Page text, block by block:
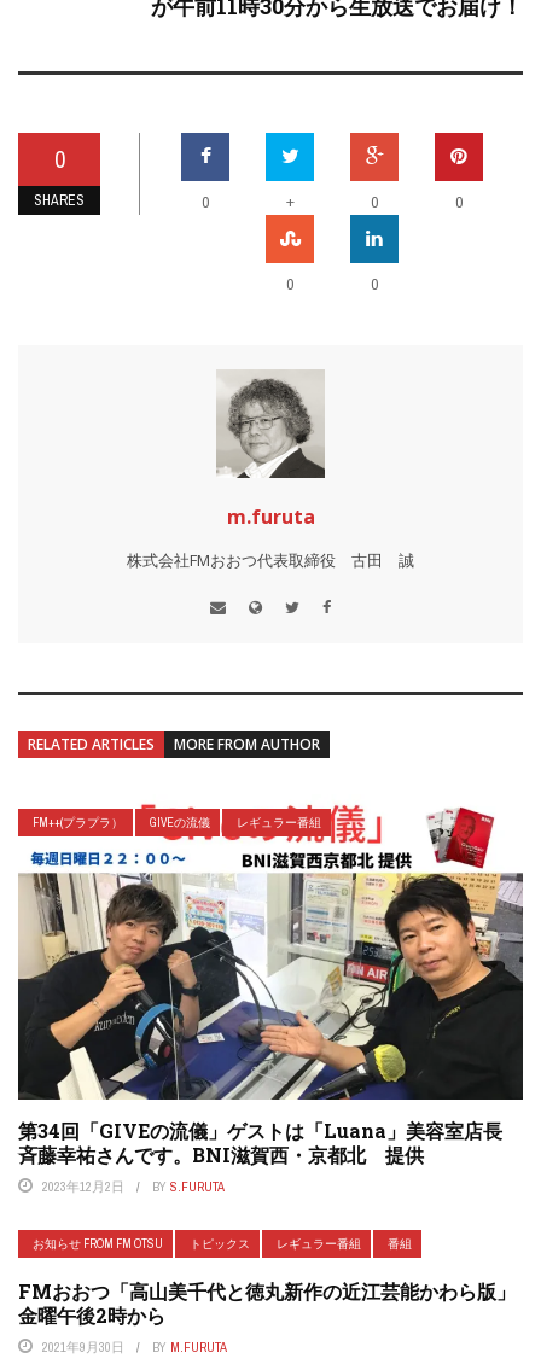
が午前11時30分から生放送でお届け！
0
SHARES 0 + 0 0
0 0
m.furuta
株式会社FMおおつ代表取締役 古田 誠
RELATED ARTICLES MORE FROM AUTHOR
FM++(プラプラ） GIVEの流儀 レギュラー番組
第34回「GIVEの流儀」ゲストは「Luana」美容室店長
斉藤幸祐さんです。BNI滋賀西・京都北 提供
2023年12月2日 BY S.FURUTA
お知らせ FROM FM OTSU トピックス レギュラー番組 番組
FMおおつ「高山美千代と徳丸新作の近江芸能かわら版」
金曜午後2時から
2021年9月30日 BY M.FURUTA